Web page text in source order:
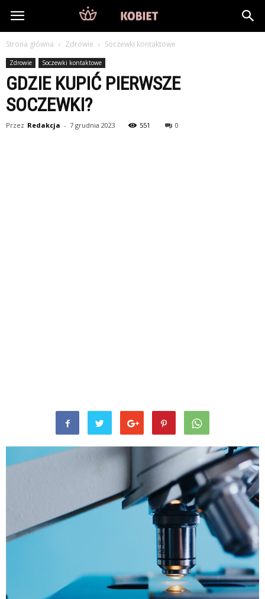
DlaKobiet24.pl
Strona główna Zdrowie Soczewki kontaktowe
Zdrowie Soczewki kontaktowe
GDZIE KUPIĆ PIERWSZE
SOCZEWKI?
Przez Redakcja - 7 grudnia 2023 551 0